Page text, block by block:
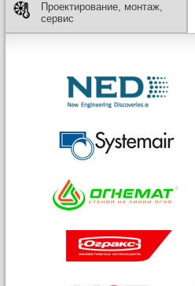
Проектирование, монтаж,
сервис